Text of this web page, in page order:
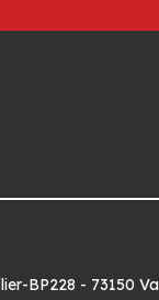
BP228 - 73150